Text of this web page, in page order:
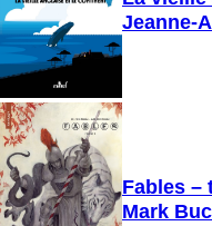
Jeanne-
Fables –
Mark